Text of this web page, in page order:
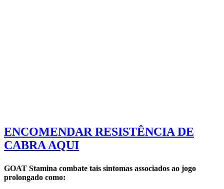
ENCOMENDAR RESISTÊNCIA DE
CABRA AQUI
GOAT Stamina combate tais sintomas associados ao jogo
prolongado como: